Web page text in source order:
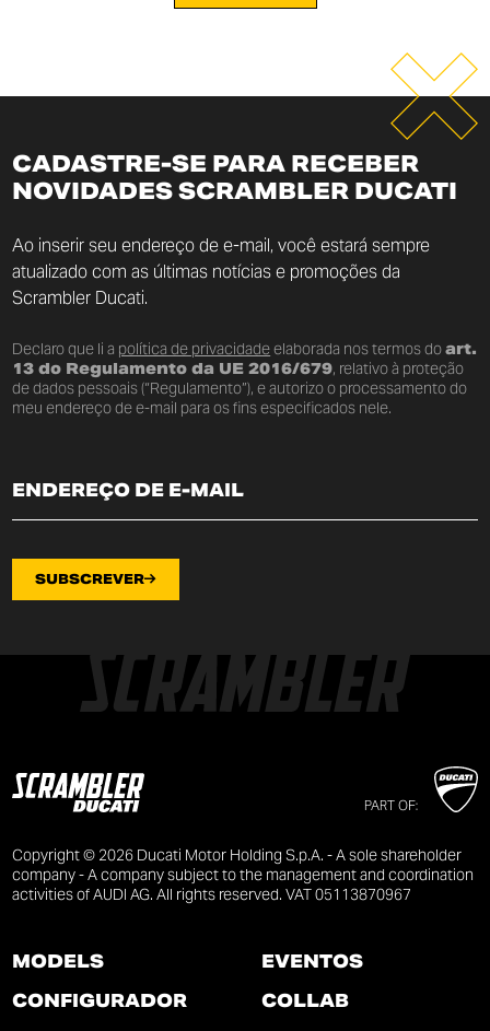
CADASTRE-SE PARA RECEBER
NOVIDADES SCRAMBLER DUCATI
Ao inserir seu endereço de e-mail, você estará sempre
atualizado com as últimas notícias e promoções da
Scrambler Ducati.
Declaro que li a política de privacidadeelaborada nos termos doart.
13 do Regulamento da UE 2016/679, relativo à proteção
de dados pessoais (“Regulamento”), e autorizo o processamento do
meu endereço de e-mail para os fins especificados nele.
SUBSCREVER
PART OF:
Copyright © 2026 Ducati Motor Holding S.p.A. - A sole shareholder
company - A company subject to the management and coordination
activities of AUDI AG. All rights reserved. VAT 05113870967
MODELS
CONFIGURADOR
EVENTOS
COLLAB